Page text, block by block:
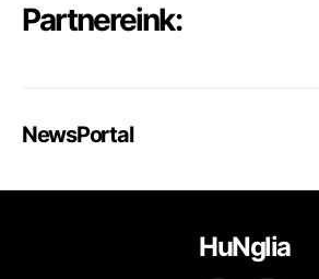
Partnereink:
NewsPortal
HuNglia